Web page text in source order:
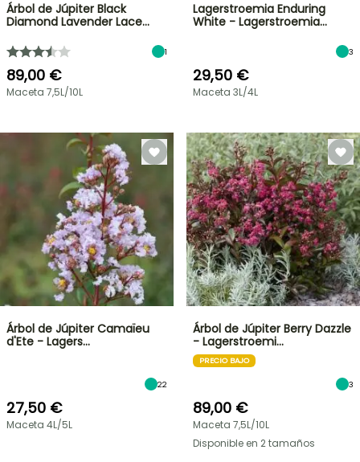
Árbol de Júpiter Black
Diamond Lavender Lace…
1
89,00 €
Maceta 7,5L/10L
Lagerstroemia Enduring
White - Lagerstroemia…
3
29,50 €
Maceta 3L/4L
Árbol de Júpiter Camaïeu
d'Ete - Lagers…
22
27,50 €
Maceta 4L/5L
Árbol de Júpiter Berry Dazzle
- Lagerstroemi…
PRECIO BAJO
3
89,00 €
Maceta 7,5L/10L
Disponible en 2 tamaños